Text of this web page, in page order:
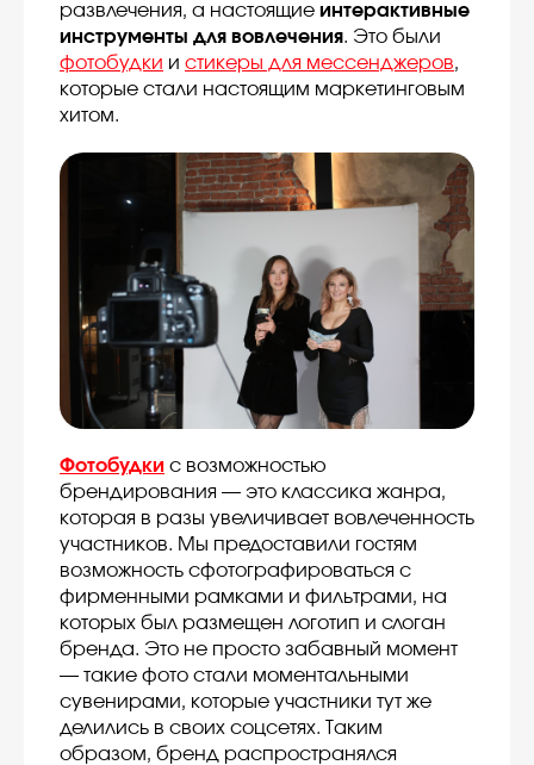
развлечения, а настоящие интерактивные
инструменты для вовлечения. Это были
фотобудки и стикеры для мессенджеров,
которые стали настоящим маркетинговым
хитом.
Фотобудки с возможностью
брендирования — это классика жанра,
которая в разы увеличивает вовлеченность
участников. Мы предоставили гостям
возможность сфотографироваться с
фирменными рамками и фильтрами, на
которых был размещен логотип и слоган
бренда. Это не просто забавный момент
— такие фото стали моментальными
сувенирами, которые участники тут же
делились в своих соцсетях. Таким
образом, бренд распространялся